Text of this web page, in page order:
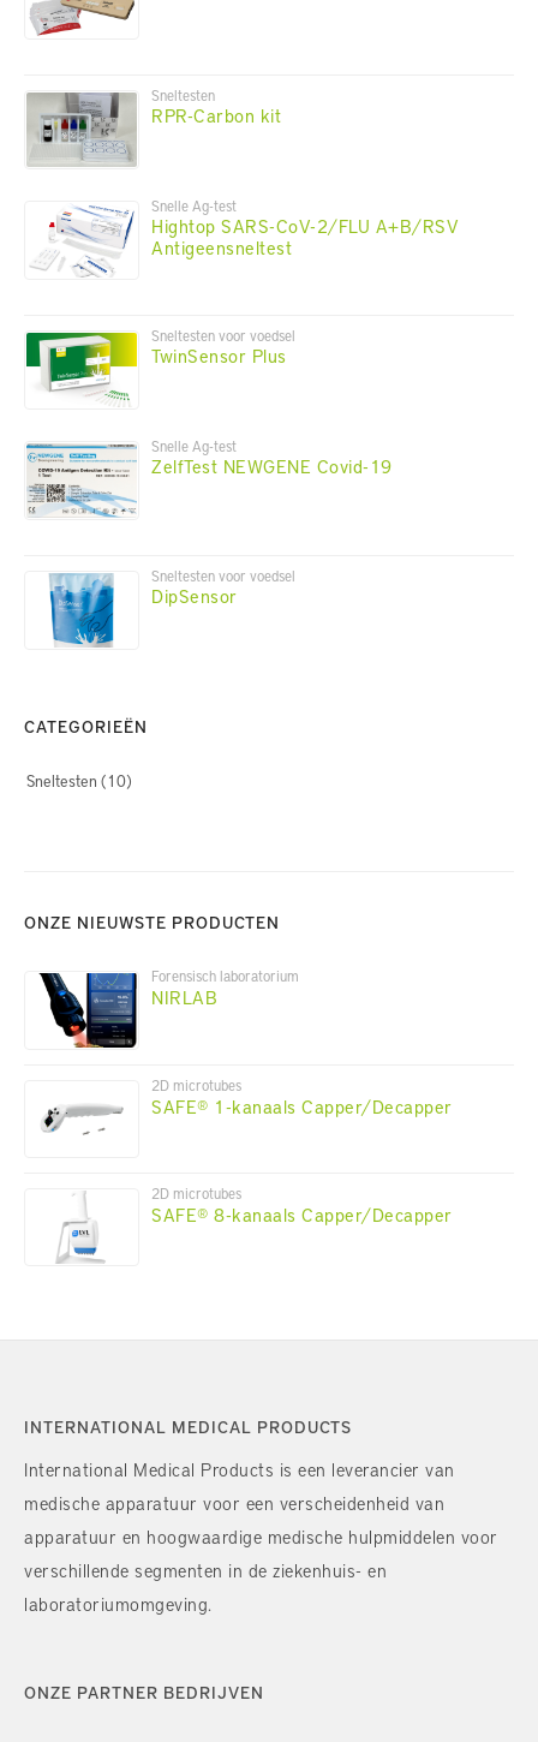
Sneltesten
RPR-Carbon kit
Snelle Ag-test
Hightop SARS-CoV-2/FLU A+B/RSV
Antigeensneltest
Sneltesten voor voedsel
TwinSensor Plus
Snelle Ag-test
ZelfTest NEWGENE Covid-19
Sneltesten voor voedsel
DipSensor
CATEGORIEËN
Sneltesten (10)
ONZE NIEUWSTE PRODUCTEN
Forensisch laboratorium
NIRLAB
2D microtubes
SAFE® 1-kanaals Capper/Decapper
2D microtubes
SAFE® 8-kanaals Capper/Decapper
INTERNATIONAL MEDICAL PRODUCTS
International Medical Products is een leverancier van
medische apparatuur voor een verscheidenheid van
apparatuur en hoogwaardige medische hulpmiddelen voor
verschillende segmenten in de ziekenhuis- en
laboratoriumomgeving.
ONZE PARTNER BEDRIJVEN